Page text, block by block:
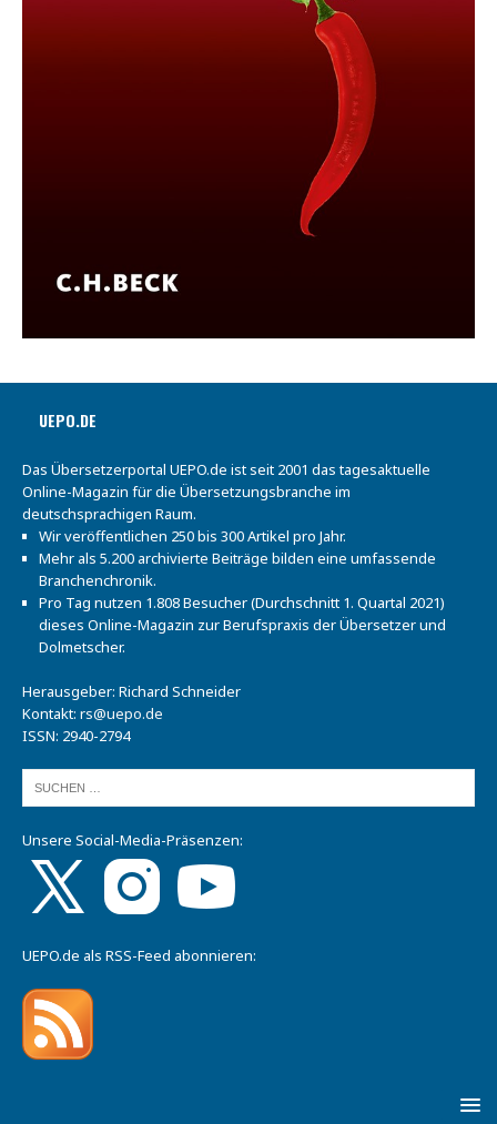
UEPO.DE
Das Übersetzerportal UEPO.de ist seit 2001 das tagesaktuelle
Online-Magazin für die Übersetzungsbranche im
deutschsprachigen Raum.
Wir veröffentlichen 250 bis 300 Artikel pro Jahr.
Mehr als 5.200 archivierte Beiträge bilden eine umfassende
Branchenchronik.
Pro Tag nutzen 1.808 Besucher (Durchschnitt 1. Quartal 2021)
dieses Online-Magazin zur Berufspraxis der Übersetzer und
Dolmetscher.
Herausgeber: Richard Schneider
Kontakt: rs@uepo.de
ISSN: 2940-2794
Unsere Social-Media-Präsenzen:
UEPO.de als RSS-Feed abonnieren: